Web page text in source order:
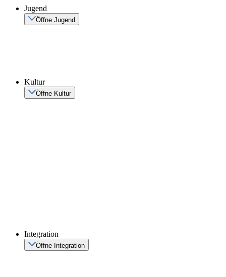
Jugend
Öffne Jugend
Kultur
Öffne Kultur
Integration
Öffne Integration